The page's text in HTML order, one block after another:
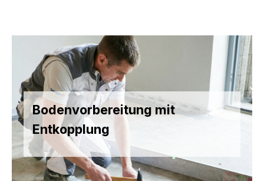
Bodenvorbereitung mit
Entkopplung